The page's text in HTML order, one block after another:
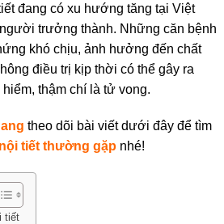
đang có xu hướng tăng tại Việt
trưởng thành. Những căn bệnh
khó chịu, ảnh hưởng đến chất
điều trị kịp thời có thể gây ra
thậm chí là tử vong.
theo dõi bài viết dưới đây để tìm
tiết thường gặp nhé!
tiết